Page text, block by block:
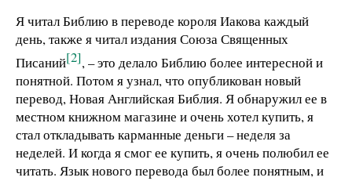
Я читал Библию в переводе короля Иакова каждый
день, также я читал издания Союза Священных
Писаний[2], – это делало Библию более интересной и
понятной. Потом я узнал, что опубликован новый
перевод, Новая Английская Библия. Я обнаружил ее в
местном книжном магазине и очень хотел купить, я
стал откладывать карманные деньги – неделя за
неделей. И когда я смог ее купить, я очень полюбил ее
читать. Язык нового перевода был более понятным, и